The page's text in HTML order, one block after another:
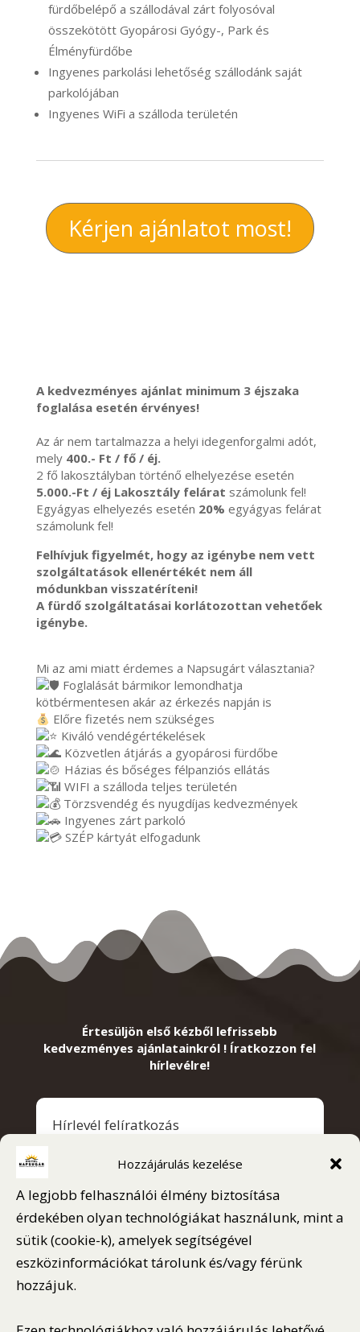
Hozzájárulás kezelése
A legjobb felhasználói élmény biztosítása
érdekében olyan technológiákat használunk, mint a
sütik (cookie-k), amelyek segítségével
eszközinformációkat tárolunk és/vagy férünk
hozzájuk.
fürdőbelépő a szállodával zárt folyosóval
összekötött Gyopárosi Gyógy-, Park és
Élményfürdőbe
Ingyenes parkolási lehetőség szállodánk saját
parkolójában
Ingyenes WiFi a szálloda területén
Kérjen ajánlatot most!
A kedvezményes ajánlat minimum 3 éjszaka
foglalása esetén érvényes!
Az ár nem tartalmazza a helyi idegenforgalmi adót,
mely 400.- Ft / fő / éj.
2 fő lakosztályban történő elhelyezése esetén
5.000.-Ft / éj Lakosztály felárat számolunk fel!
Egyágyas elhelyezés esetén 20% egyágyas felárat
számolunk fel!
Felhívjuk figyelmét, hogy az igénybe nem vett
szolgáltatások ellenértékét nem áll
módunkban visszatéríteni!
A fürdő szolgáltatásai korlátozottan vehetőek
igénybe.
Mi az ami miatt érdemes a Napsugárt választania?
Foglalását bármikor lemondhatja
kötbérmentesen akár az érkezés napján is
Előre fizetés nem szükséges
Kiváló vendégértékelések
Közvetlen átjárás a gyopárosi fürdőbe
Házias és bőséges félpanziós ellátás
WIFI a szálloda teljes területén
Törzsvendég és nyugdíjas kedvezmények
Ingyenes zárt parkoló
SZÉP kártyát elfogadunk
Értesüljön első kézből lefrissebb
kedvezményes ajánlatainkról ! Íratkozzon fel
hírlevélre!
Hírlevél felíratkozás
Email cím